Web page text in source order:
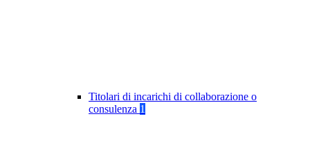
Titolari di incarichi di collaborazione o
consulenza 1